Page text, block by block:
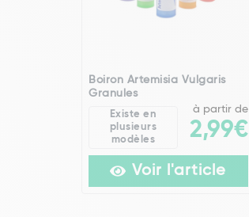
Boiron Artemisia Vulgaris
Granules
Existe en
plusieurs
modèles
à partir de
2,99€
Voir l'article